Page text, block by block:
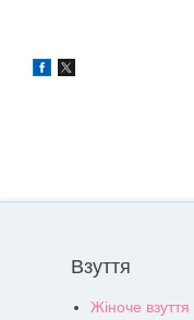
Взуття
Жіноче взуття